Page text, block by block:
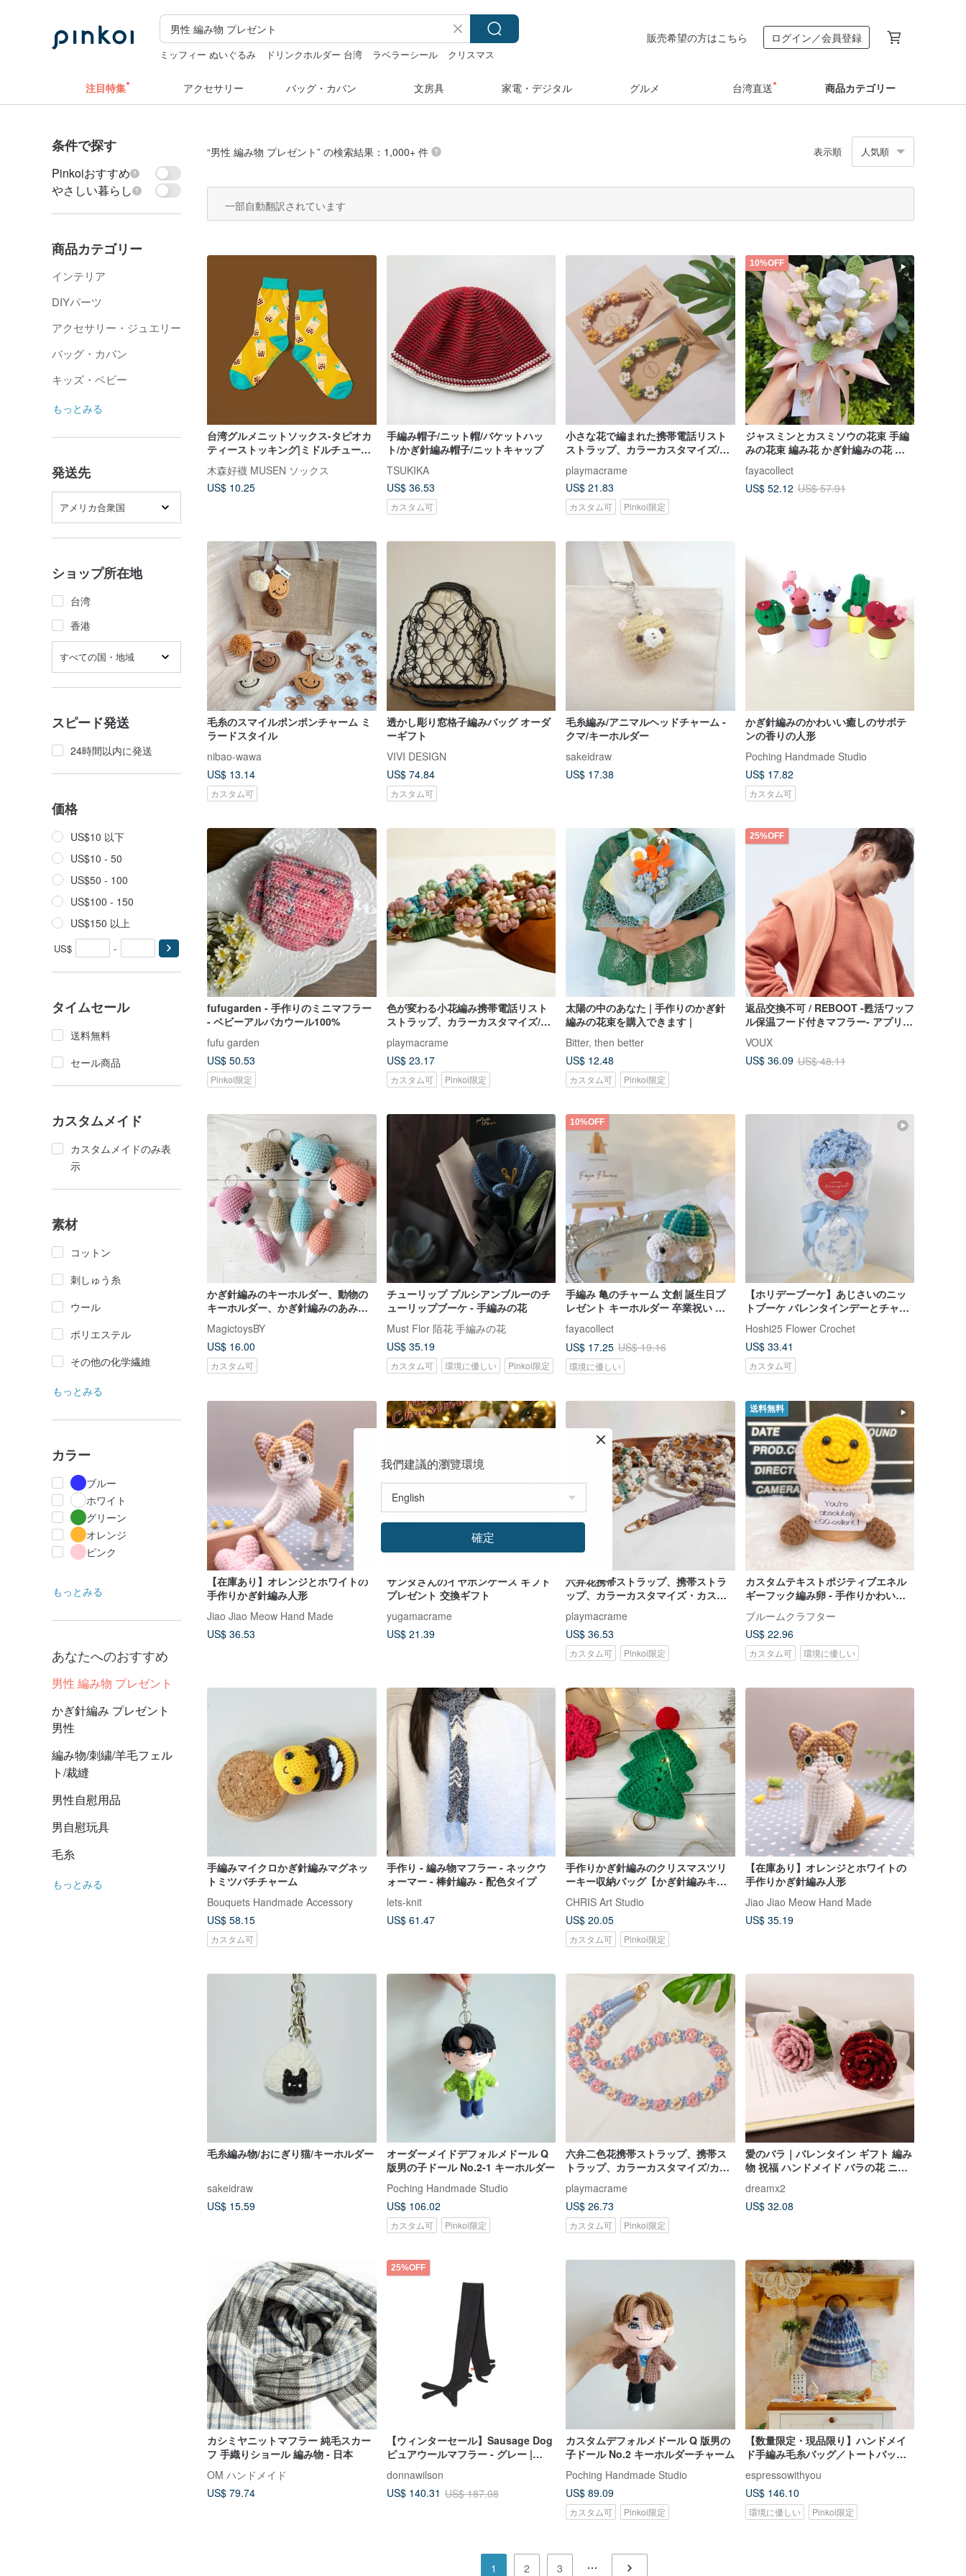
ミッフィー ぬいぐるみ ドリンクホルダー 台湾 ラベラーシール
クリスマス
販売希望の方はこちら ログイン／会員登録
注目特集 アクセサリー バッグ・カバン 文房具 家電・デジタル グルメ 台湾直送 商品カテゴリー
条件で探す
Pinkoiおすすめ
やさしい暮らし
商品カテゴリー
インテリア
DIYパーツ
アクセサリー・ジュエリー
バッグ・カバン
キッズ・ベビー
もっとみる
発送先
アメリカ合衆国
ショップ所在地
台湾
香港
すべての国・地域
スピード発送
24時間以内に発送
価格
US$10 以下
US$10 - 50
US$50 - 100
US$100 - 150
US$150 以上
US$ -
タイムセール
送料無料
セール商品
カスタムメイド
カスタムメイドのみ表
示
素材
コットン
刺しゅう糸
ウール
ポリエステル
その他の化学繊維
もっとみる
カラー
ブルー
ホワイト
グリーン
オレンジ
ピンク
もっとみる
あなたへのおすすめ
男性 編み物 プレゼント
かぎ針編み プレゼント
男性
編み物/刺繍/羊毛フェル
ト/裁縫
男性自慰用品
男自慰玩具
毛糸
もっとみる
“男性 編み物 プレゼント” の検索結果：1,000+ 件 表示順 人気順
一部自動翻訳されています
台湾グルメニットソックス-タピオカ
ティーストッキング|ミドルチューブ
ソックス|男性と女性で同じスタイル
木森好襪 MUSEN ソックス
US$ 10.25
手編み帽子/ニット帽/バケットハッ
ト/かぎ針編み帽子/ニットキャップ
TSUKIKA
US$ 36.53
カスタム可
小さな花で編まれた携帯電話リスト
ストラップ、カラーカスタマイズ/カ
playmacrame
US$ 21.83
カスタム可 Pinkoi限定
10%OFF
ジャスミンとカスミソウの花束 手編
みの花束 編み花 かぎ針編みの花 編
fayacollect
US$ 52.12 US$ 57.91
毛糸のスマイルポンポンチャーム ミ
ラードスタイル
nibao-wawa
US$ 13.14
カスタム可
透かし彫り窓格子編みバッグ オーダ
ーギフト
VIVI DESIGN
US$ 74.84
カスタム可
毛糸編み/アニマルヘッドチャーム -
クマ/キーホルダー
sakeidraw
US$ 17.38
かぎ針編みのかわいい癒しのサボテ
ンの香りの人形
Poching Handmade Studio
US$ 17.82
カスタム可
fufugarden - 手作りのミニマフラー
- ベビーアルパカウール100%
fufu garden
US$ 50.53
Pinkoi限定
色が変わる小花編み携帯電話リスト
ストラップ、カラーカスタマイズ/カ
スタマイズ プレゼント交換
playmacrame
US$ 23.17
カスタム可 Pinkoi限定
太陽の中のあなた | 手作りのかぎ針
編みの花束を購入できます |
Bitter, then better
US$ 12.48
カスタム可 Pinkoi限定
25%OFF
返品交換不可 / REBOOT -甦活ワッフ
ル保温フード付きマフラー- アプリコ
ット
VOUX
US$ 36.09 US$ 48.11
かぎ針編みのキーホルダー、動物の
キーホルダー、かぎ針編みのあみぐ
るみのキーホルダー、キツネのキー
ホルダー
MagictoysBY
US$ 16.00
カスタム可
チューリップ プルシアンブルーのチ
ューリップブーケ - 手編みの花
Must Flor 陌花 手編みの花
US$ 35.19
カスタム可 環境に優しい Pinkoi限定
10%OFF
手編み 亀のチャーム 文創 誕生日プ
レゼント キーホルダー 卒業祝い 七
夕
fayacollect
US$ 17.25 US$ 19.16
環境に優しい
【ホリデーブーケ】あじさいのニッ
トブーケ バレンタインデーとチャイ
ニーズバレンタインデーのブーケ
Hoshi25 Flower Crochet
US$ 33.41
カスタム可
【在庫あり】オレンジとホワイトの
手作りかぎ針編み人形
Jiao Jiao Meow Hand Made
US$ 36.53
サンタさんのイヤホンケース ギフト
プレゼント 交換ギフト
yugamacrame
US$ 21.39
六弁花携帯ストラップ、携帯ストラ
ップ、カラーカスタマイズ・カスタ
playmacrame
US$ 36.53
カスタム可 Pinkoi限定
送料無料
カスタムテキストポジティブエネル
ギーフック編み卵 - 手作りかわいい
ゆで卵の小さな置物
ブルームクラフター
US$ 22.96
カスタム可 環境に優しい
手編みマイクロかぎ針編みマグネッ
トミツバチチャーム
Bouquets Handmade Accessory
US$ 58.15
カスタム可
手作り - 編み物マフラー - ネックウ
ォーマー - 棒針編み - 配色タイプ
lets-knit
US$ 61.47
手作りかぎ針編みのクリスマスツリ
ーキー収納バッグ【かぎ針編みキー
ホルダー】クリスマス限定
CHRIS Art Studio
US$ 20.05
カスタム可 Pinkoi限定
【在庫あり】オレンジとホワイトの
手作りかぎ針編み人形
Jiao Jiao Meow Hand Made
US$ 35.19
毛糸編み物/おにぎり猫/キーホルダー
sakeidraw
US$ 15.59
オーダーメイドデフォルメドール Q
版男の子ドール No.2-1 キーホルダー
Poching Handmade Studio
US$ 106.02
カスタム可 Pinkoi限定
六弁二色花携帯ストラップ、携帯ス
トラップ、カラーカスタマイズ/カス
タマイズ、交換ギフト
playmacrame
US$ 26.73
カスタム可 Pinkoi限定
愛のバラ｜バレンタイン ギフト 編み
物 祝福 ハンドメイド バラの花 ニッ
トブーケ
dreamx2
US$ 32.08
カシミヤニットマフラー 純毛スカー
フ 手織りショール 編み物 - 日本
OM ハンドメイド
US$ 79.74
25%OFF
【ウィンターセール】Sausage Dog
ピュアウールマフラー - グレー |
donnawilson
US$ 140.31 US$ 187.08
カスタムデフォルメドール Q 版男の
子ドール No.2 キーホルダーチャーム
Poching Handmade Studio
US$ 89.09
カスタム可 Pinkoi限定
【数量限定・現品限り】ハンドメイ
ド手編み毛糸バッグ／トートバッグ
espressowithyou
US$ 146.10
環境に優しい Pinkoi限定
1 2 3
我們建議的瀏覽環境
確定